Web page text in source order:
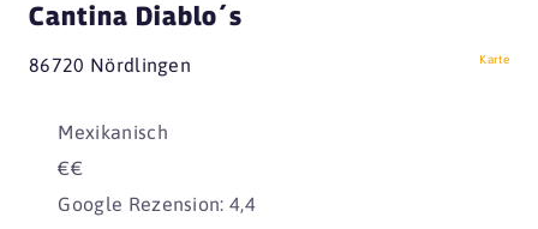
Cantina Diablo´s
86720 Nördlingen Karte
Mexikanisch
€€
Google Rezension: 4,4